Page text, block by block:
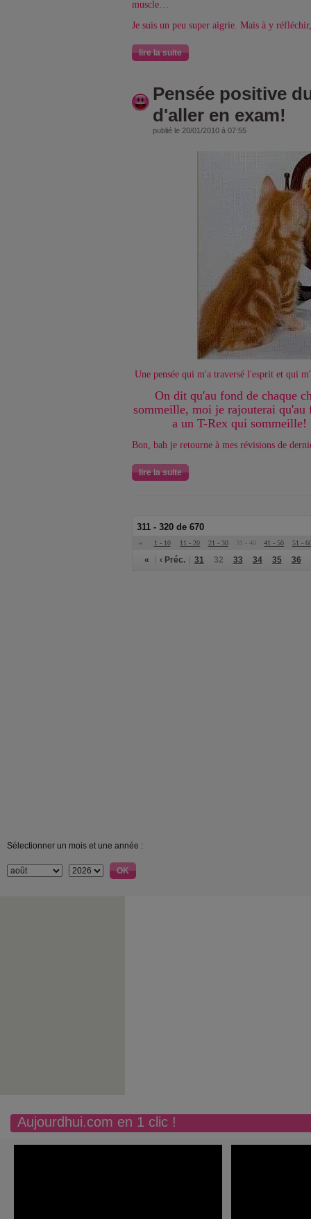
muscle…
Je suis un peu super aigrie. Mais à y
lire la suite
Pensée positive
d'aller en exam!
publié le 20/01/2010 à 07:55
Une pensée qui m'a traversé l'esprit et qui
On dit qu'au fond de chaque
sommeille, moi je rajouterai qu'au
a un T-Rex qui
Bon, bah je retourne à mes révisions de
lire la suite
311 - 320 de 670
« 1 - 10 11 - 20 21 - 30 31 - 40 41 - 50 51 -
« ‹ Préc. 31 32 33 34 35 36
Sélectionner un mois et une année :
Aujourdhui.com en 1 clic !